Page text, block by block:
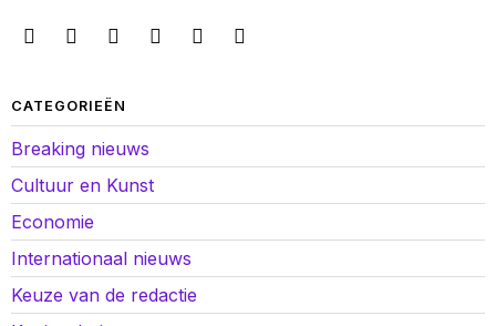
CATEGORIEËN
Breaking nieuws
Cultuur en Kunst
Economie
Internationaal nieuws
Keuze van de redactie